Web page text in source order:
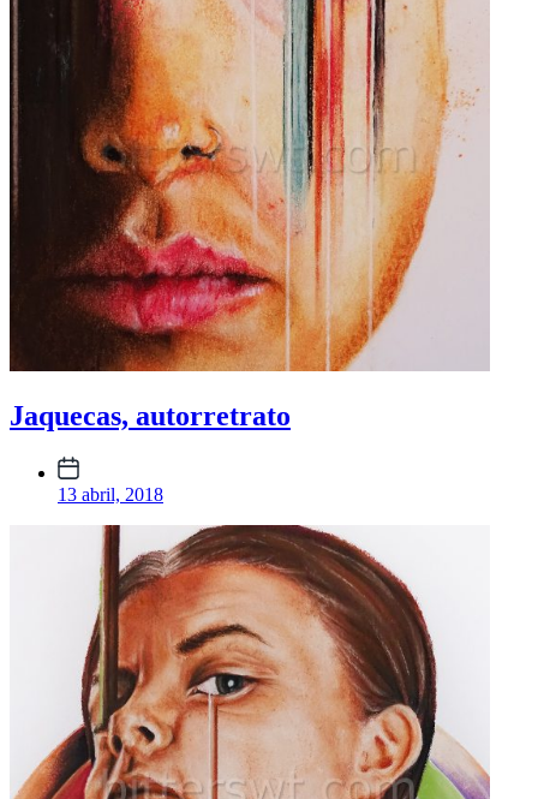
Jaquecas, autorretrato
Fecha
publicación
13 abril, 2018